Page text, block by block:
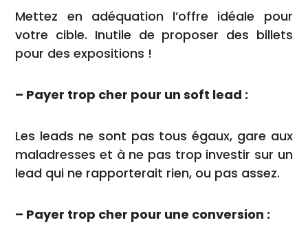
Mettez en adéquation l’offre idéale pour
votre cible. Inutile de proposer des billets
pour des expositions !
– Payer trop cher pour un soft lead :
Les leads ne sont pas tous égaux, gare aux
maladresses et à ne pas trop investir sur un
lead qui ne rapporterait rien, ou pas assez.
– Payer trop cher pour une conversion :